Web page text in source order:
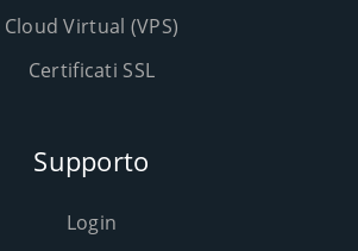
Cloud Virtual (VPS)
Certificati SSL
Supporto
Login